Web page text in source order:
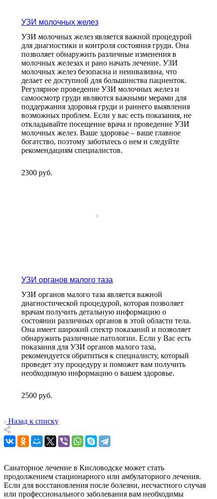
УЗИ молочных желез
УЗИ молочных желез является важной процедурой
для диагностики и контроля состояния груди. Она
позволяет обнаружить различные изменения в
молочных железах и рано начать лечение. УЗИ
молочных желез безопасна и неинвазивна, что
делает ее доступной для большинства пациенток.
Регулярное проведение УЗИ молочных желез и
самоосмотр груди являются важными мерами для
поддержания здоровья груди и раннего выявления
возможных проблем. Если у вас есть показания, не
откладывайте посещение врача и проведение УЗИ
молочных желез. Ваше здоровье – ваше главное
богатство, поэтому заботьтесь о нем и следуйте
рекомендациям специалистов.
2300 руб.
УЗИ органов малого таза
УЗИ органов малого таза является важной
диагностической процедурой, которая позволяет
врачам получить детальную информацию о
состоянии различных органов в этой области тела.
Она имеет широкий спектр показаний и позволяет
обнаружить различные патологии. Если у Вас есть
показания для УЗИ органов малого таза,
рекомендуется обратиться к специалисту, который
проведет эту процедуру и поможет вам получить
необходимую информацию о вашем здоровье.
2500 руб.
Назад к списку
Санаторное лечение в Кисловодске может стать
продолжением стационарного или амбулаторного лечения.
Если для восстановления после болезни, несчастного случая
или профессионального заболевания вам необходимы